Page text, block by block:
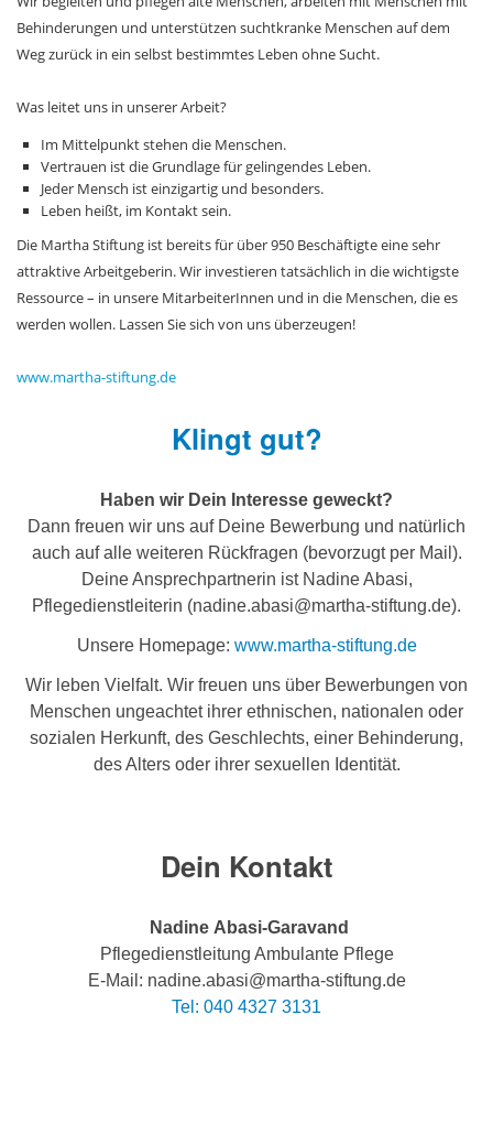
Behinderungen und unterstützen suchtkranke Menschen auf dem
Weg zurück in ein selbst bestimmtes Leben ohne Sucht.
Was leitet uns in unserer Arbeit?
Im Mittelpunkt stehen die Menschen.
Vertrauen ist die Grundlage für gelingendes Leben.
Jeder Mensch ist einzigartig und besonders.
Leben heißt, im Kontakt sein.
Die Martha Stiftung ist bereits für über 950 Beschäftigte eine sehr
attraktive Arbeitgeberin. Wir investieren tatsächlich in die wichtigste
Ressource – in unsere MitarbeiterInnen und in die Menschen, die es
werden wollen. Lassen Sie sich von uns überzeugen!
www.martha-stiftung.de
Klingt gut?
Haben wir Dein Interesse geweckt?
Dann freuen wir uns auf Deine Bewerbung und natürlich
auch auf alle weiteren Rückfragen (bevorzugt per Mail).
Deine Ansprechpartnerin ist Nadine Abasi,
Pflegedienstleiterin (nadine.abasi@martha-stiftung.de).
Unsere Homepage: www.martha-stiftung.de
Wir leben Vielfalt. Wir freuen uns über Bewerbungen von
Menschen ungeachtet ihrer ethnischen, nationalen oder
sozialen Herkunft, des Geschlechts, einer Behinderung,
des Alters oder ihrer sexuellen Identität.
Dein Kontakt
Nadine Abasi-Garavand
Pflegedienstleitung Ambulante Pflege
E-Mail: nadine.abasi@martha-stiftung.de
Tel: 040 4327 3131